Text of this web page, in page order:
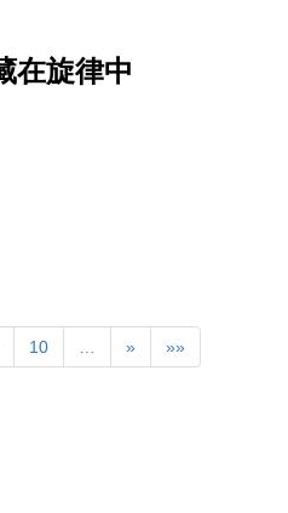
在旋律中
10 … » »»